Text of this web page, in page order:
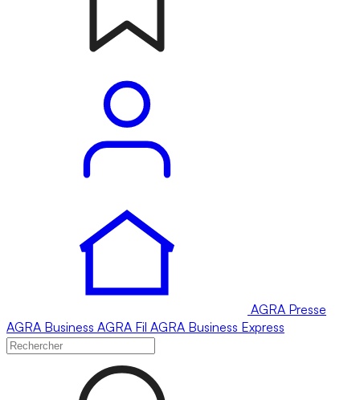
AGRA Presse
AGRA Business AGRA Fil AGRA Business Express